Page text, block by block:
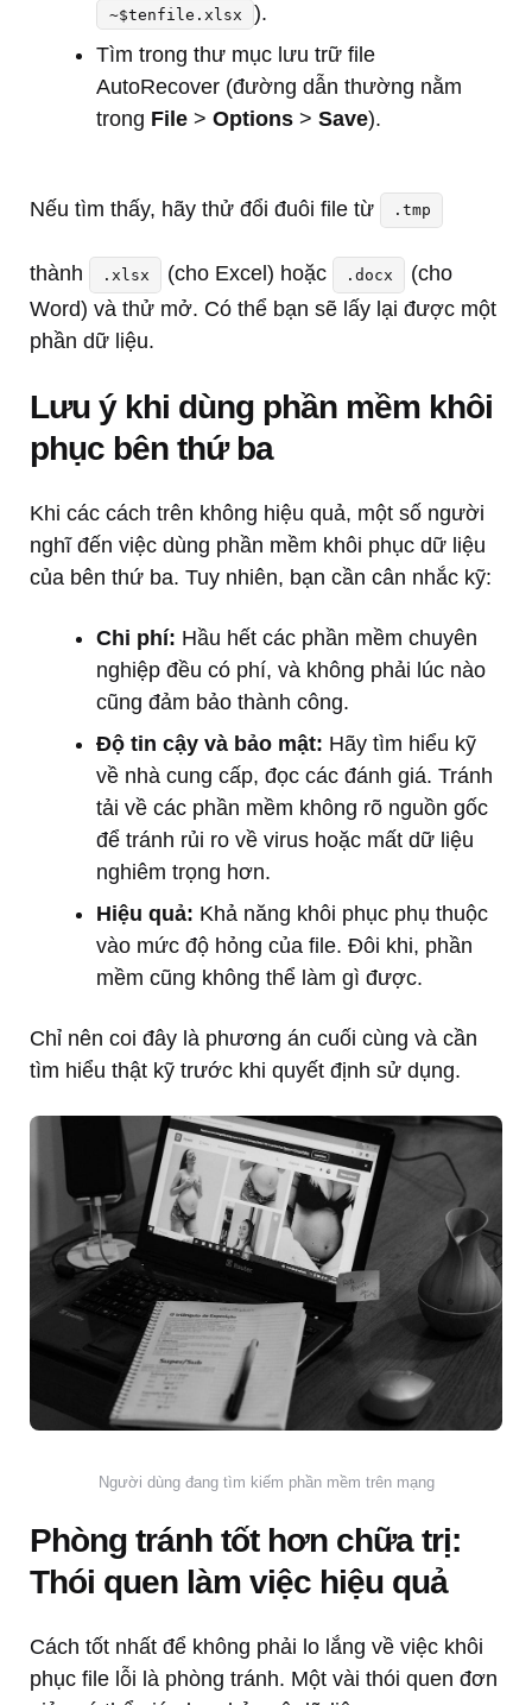
~$tenfile.xlsx
).
Tìm trong thư mục lưu trữ file
AutoRecover (đường dẫn thường nằm
trong File > Options > Save).
Nếu tìm thấy, hãy thử đổi đuôi file từ .tmp
thành .xlsx (cho Excel) hoặc .docx
(cho
Word) và thử mở. Có thể bạn sẽ lấy lại được một
phần dữ liệu.
Lưu ý khi dùng phần mềm khôi
phục bên thứ ba
Khi các cách trên không hiệu quả, một số người
nghĩ đến việc dùng phần mềm khôi phục dữ liệu
của bên thứ ba. Tuy nhiên, bạn cần cân nhắc kỹ:
Chi phí: Hầu hết các phần mềm chuyên
nghiệp đều có phí, và không phải lúc nào
cũng đảm bảo thành công.
Độ tin cậy và bảo mật: Hãy tìm hiểu kỹ
về nhà cung cấp, đọc các đánh giá. Tránh
tải về các phần mềm không rõ nguồn gốc
để tránh rủi ro về virus hoặc mất dữ liệu
nghiêm trọng hơn.
Hiệu quả: Khả năng khôi phục phụ thuộc
vào mức độ hỏng của file. Đôi khi, phần
mềm cũng không thể làm gì được.
Chỉ nên coi đây là phương án cuối cùng và cần
tìm hiểu thật kỹ trước khi quyết định sử dụng.
Người dùng đang tìm kiếm phần mềm trên mạng
Phòng tránh tốt hơn chữa trị:
Thói quen làm việc hiệu quả
Cách tốt nhất để không phải lo lắng về việc khôi
phục file lỗi là phòng tránh. Một vài thói quen đơn